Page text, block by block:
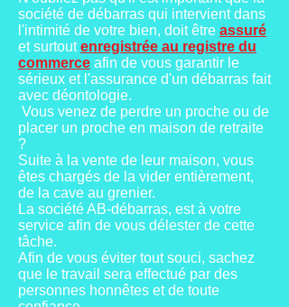
société de débarras qui intervient dans
l'intimité de votre bien, doit être assuré
et surtoutenregistrée au registre du
commerce afin de vous garantir le
sérieux et l'assurance d'un débarras fait
avec déontologie.
Vous venez de perdre un proche ou de
placer un proche en maison de retraite
?
Suite à la vente de leur maison, vous
êtes chargés de la vider entièrement,
de la cave au grenier.
La société AB-débarras, est à votre
service afin de vous délester de cette
tâche.
Afin de vous éviter tout souci, sachez
que le travail sera effectué par des
personnes honnêtes et de toute